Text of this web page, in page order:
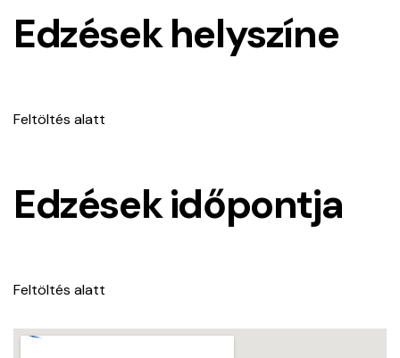
Edzések helyszíne
Feltöltés alatt
Edzések időpontja
Feltöltés alatt